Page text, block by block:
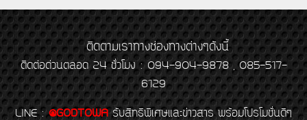
ติดตามเราทางช่องทางต่างๆดังนี้
ติดต่อด่วนตลอด 24 ชั่วโมง : 094-904-9878 , 085-517-
6129
LINE : @GODTOWA รับสิทธิพิเศษและข่าวสาร พร้อมโปรโมชั่นดีๆ